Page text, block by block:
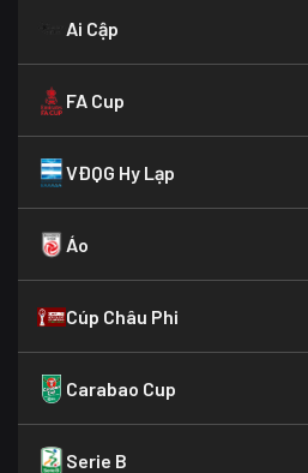
Ai Cập
FA Cup
VĐQG Hy Lạp
Áo
Cúp Châu Phi
Carabao Cup
Serie B